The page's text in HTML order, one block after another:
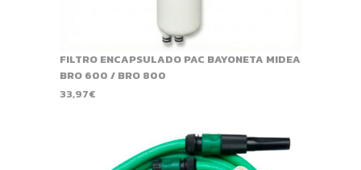
FILTRO ENCAPSULADO PAC BAYONETA MIDEA
BRO 600 / BRO 800
33,97€